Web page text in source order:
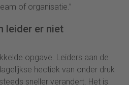
of organisatie.”
leider er niet
opgave. Leiders aan de
hectiek van onder druk
sneller verandert. Het is